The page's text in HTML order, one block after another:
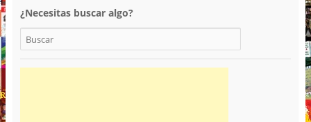
¿Necesitas buscar algo?